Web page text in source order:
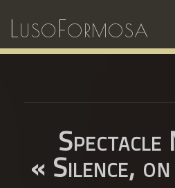
LusoFormosa
Spectacle
« Silence,